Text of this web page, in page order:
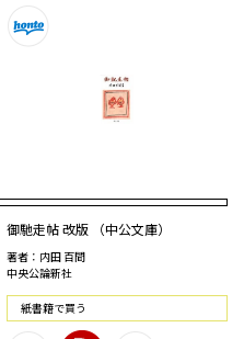
御馳走帖 改版 （中公文庫）
著者：内田 百間
中央公論新社
紙書籍で買う